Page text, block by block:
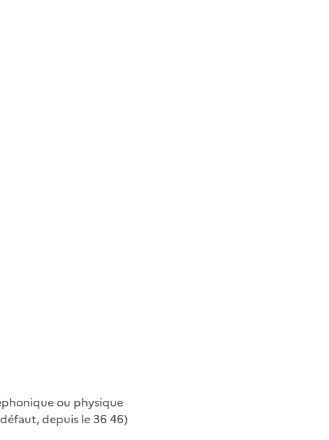
ou physique
depuis le 36 46)